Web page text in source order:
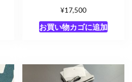
¥17,500
お買い物カゴに追加